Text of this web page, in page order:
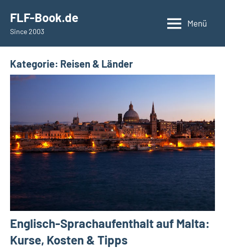
springen
Inhalt
springen
FLF-Book.de
Since 2003
Menü
Kategorie: Reisen & Länder
Englisch-Sprachaufenthalt auf Malta:
Kurse, Kosten & Tipps